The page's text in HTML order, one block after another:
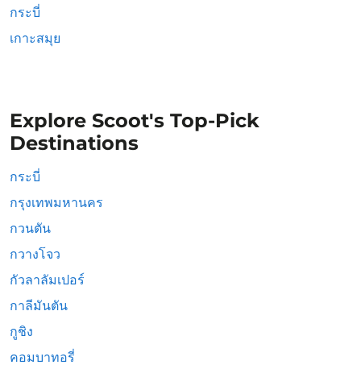
กระบี่
เกาะสมุย
Explore Scoot's Top-Pick
Destinations
กระบี่
กรุงเทพมหานคร
กวนตัน
กวางโจว
กัวลาลัมเปอร์
กาลีมันตัน
กูชิง
คอมบาทอรี่